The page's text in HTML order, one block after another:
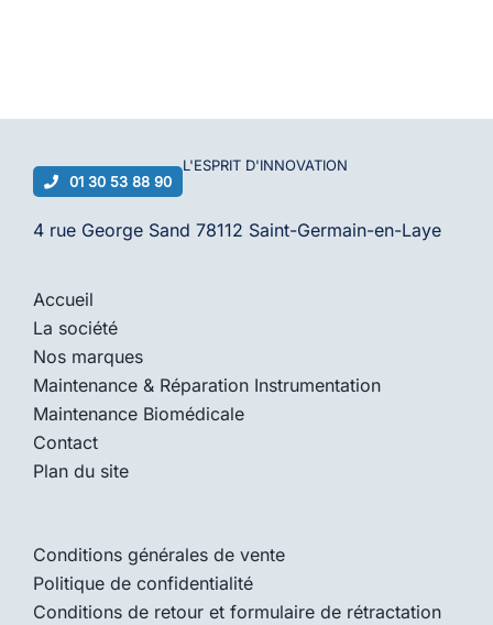
L'ESPRIT D'INNOVATION
01 30 53 88 90
4 rue George Sand 78112 Saint-Germain-en-Laye
Accueil
La société
Nos marques
Maintenance & Réparation Instrumentation
Maintenance Biomédicale
Contact
Plan du site
Conditions générales de vente
Politique de confidentialité
Conditions de retour et formulaire de rétractation